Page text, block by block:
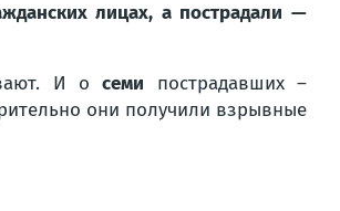
лицах, а пострадали —
И осеми пострадавших –
они получили взрывные